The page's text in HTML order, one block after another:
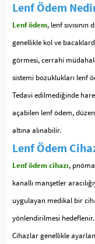
Lenf Ödem
Lenf ödem, lenf
genellikle kol ve
görmesi, cerrahi
sistemi bozuklukları lenf
Tedavi edilmediğinde
açabilen lenf ödem,
altına alınabilir.
Lenf Ödem
Lenf ödem cihazı,
kanallı manşetler
uygulayan medikal bir
yönlendirilmesi hedeflenir.
Cihazlar genellikle